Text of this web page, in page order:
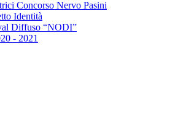
Concorso Nervo Pasini
Identità
Diffuso “NODI”
- 2021